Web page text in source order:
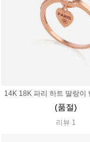
(품절)
리뷰 1